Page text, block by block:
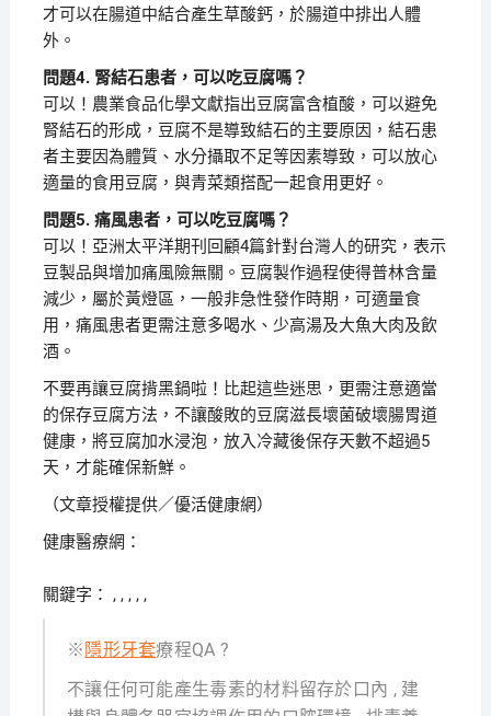
才可以在腸道中結合產生草酸鈣，於腸道中排出人體
外。
問題4. 腎結石患者，可以吃豆腐嗎？
可以！農業食品化學文獻指出豆腐富含植酸，可以避免
腎結石的形成，豆腐不是導致結石的主要原因，結石患
者主要因為體質、水分攝取不足等因素導致，可以放心
適量的食用豆腐，與青菜類搭配一起食用更好。
問題5. 痛風患者，可以吃豆腐嗎？
可以！亞洲太平洋期刊回顧4篇針對台灣人的研究，表示
豆製品與增加痛風險無關。豆腐製作過程使得普林含量
減少，屬於黃燈區，一般非急性發作時期，可適量食
用，痛風患者更需注意多喝水、少高湯及大魚大肉及飲
酒。
不要再讓豆腐揹黑鍋啦！比起這些迷思，更需注意適當
的保存豆腐方法，不讓酸敗的豆腐滋長壞菌破壞腸胃道
健康，將豆腐加水浸泡，放入冷藏後保存天數不超過5
天，才能確保新鮮。
（文章授權提供／優活健康網）
健康醫療網：
關鍵字： , , , , ,
※ 隱形牙套療程QA ?
不讓任何可能產生毒素的材料留存於口內 , 建